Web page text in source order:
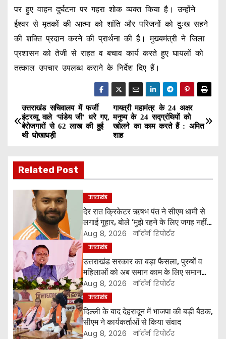
पर हुए वाहन दुर्घटना पर गहरा शोक व्यक्त किया है। उन्होंने
ईश्वर से मृतकों की आत्मा को शांति और परिजनों को दुःख सहने
की शक्ति प्रदान करने की प्रार्थना की है। मुख्यमंत्री ने जिला
प्रशासन को तेजी से राहत व बचाव कार्य करते हुए घायलों को
तत्काल उपचार उपलब्ध कराने के निर्देश दिए हैं।
P
o
t
v
i
g
a
t
गायत्री महामंत्र के 24 अक्षर
मनुष्य के 24 सद्ग्रंथियों को
खोलने का काम करते हैं : अमित
शाह
उत्तराखंड सचिवालय में फर्जी
इंटरव्यू वाले ‘पांडेय जी’ धरे गए,
बेरोजगारों से 62 लाख की हुई
थी धोखाधड़ी
Related Post
उत्तराखंड
देर रात क्रिकेटर ऋषभ पंत ने सीएम धामी से
लगाई गुहार, बोले ‘मुझे रहने के लिए जगह नहीं
मिल रही’
Aug 8, 2026 नॉर्दर्न रिपोर्टर
उत्तराखंड
उत्तराखंड सरकार का बड़ा फैसला, पुरुषों व
महिलाओं को अब समान काम के लिए समान
वेतन
Aug 8, 2026 नॉर्दर्न रिपोर्टर
उत्तराखंड
दिल्ली के बाद देहरादून में भाजपा की बड़ी बैठक,
सीएम ने कार्यकर्ताओं से किया संवाद
Aug 8, 2026 नॉर्दर्न रिपोर्टर